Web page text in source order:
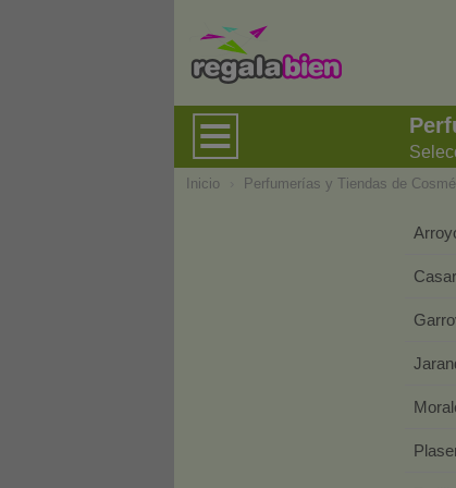
Inicio Perfumerías y Tiendas de